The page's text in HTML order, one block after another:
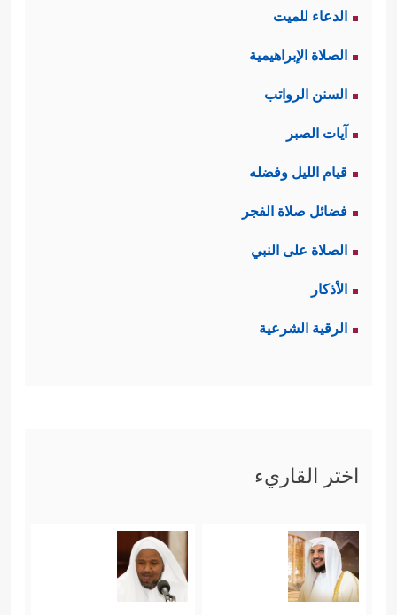
الدعاء للميت
الصلاة الإبراهيمية
السنن الرواتب
آيات الصبر
قيام الليل وفضله
فضائل صلاة الفجر
الصلاة على النبي
الأذكار
الرقية الشرعية
اختر القاريء